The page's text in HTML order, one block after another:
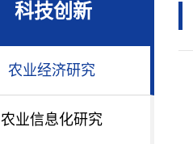
科技创新
农业经济研究
农业信息化研究